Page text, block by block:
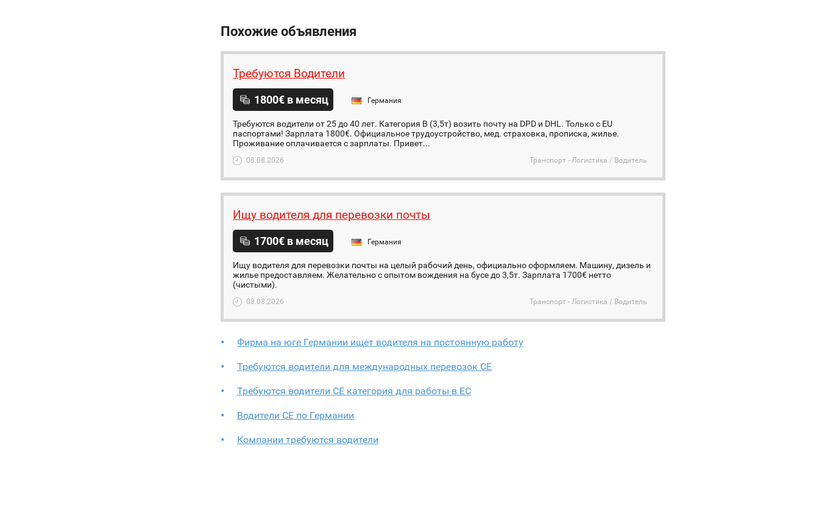
Похожие объявления
Требуются Водители
1800€ в месяц Германия
Требуются водители от 25 до 40 лет. Категория В (3,5т) возить почту на DPD и DHL. Только с EU
паспортами! Зарплата 1800€. Официальное трудоустройство, мед. страховка, прописка, жилье.
Проживание оплачивается с зарплаты. Привет...
08.08.2026 Транспорт - Логистика / Водитель
Ищу водителя для перевозки почты
1700€ в месяц Германия
Ищу водителя для перевозки почты на целый рабочий день, официально оформляем. Машину, дизель и
жилье предоставляем. Желательно с опытом вождения на бусе до 3,5т. Зарплата 1700€ нетто
(чистыми).
08.08.2026 Транспорт - Логистика / Водитель
Фирма на юге Германии ищет водителя на постоянную работу
Требуются водители для международных перевозок CE
Требуются водители СЕ категория для работы в ЕС
Водители СЕ по Германии
Компании требуются водители